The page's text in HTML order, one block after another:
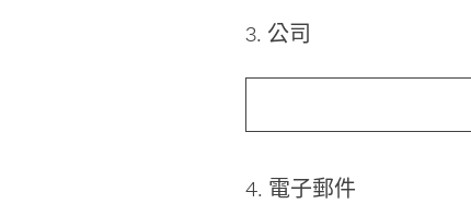
Question
3. 公司
Question
4. 電子郵件